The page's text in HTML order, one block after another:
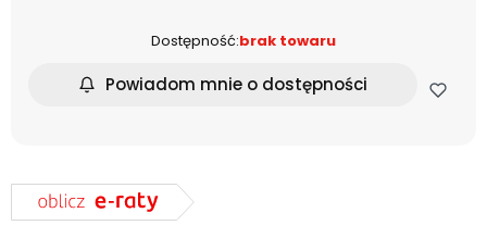
Dostępność:brak towaru
Powiadom mnie o dostępności